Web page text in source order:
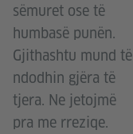
sëmuret ose të
humbasë punën.
Gjithashtu mund të
ndodhin gjëra të
tjera. Ne jetojmë
pra me rreziqe.